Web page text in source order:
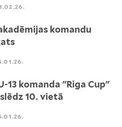
komandu
13 komanda "Riga Cup"
10. vietā